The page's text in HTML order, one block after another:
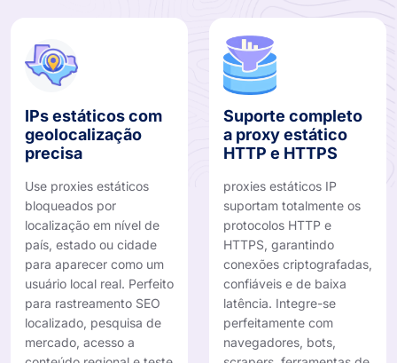
IPs estáticos com
geolocalização
precisa
Use proxies estáticos
bloqueados por
localização em nível de
país, estado ou cidade
para aparecer como um
usuário local real. Perfeito
para rastreamento SEO
localizado, pesquisa de
mercado, acesso a
Suporte completo
a proxy estático
HTTP e HTTPS
proxies estáticos IP
suportam totalmente os
protocolos HTTP e
HTTPS, garantindo
conexões criptografadas,
confiáveis ​​e de baixa
latência. Integre-se
perfeitamente com
navegadores, bots,